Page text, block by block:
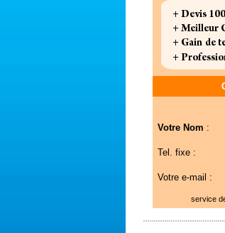
Votre Nom :
Tel. fixe :
Votre e-mail :
service